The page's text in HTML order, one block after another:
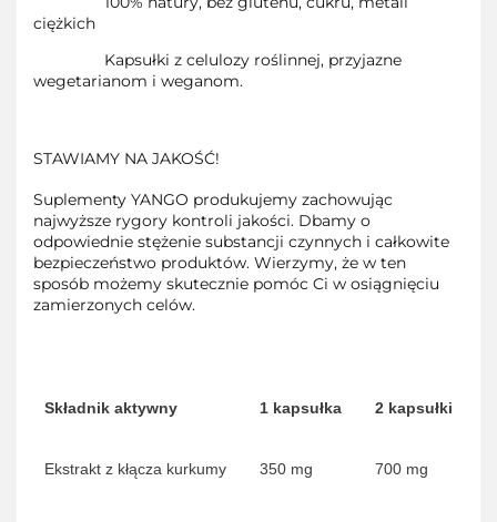
ciężkich
Kapsułki z celulozy roślinnej, przyjazne
wegetarianom i weganom.
STAWIAMY NA JAKOŚĆ!
Suplementy YANGO produkujemy zachowując
najwyższe rygory kontroli jakości. Dbamy o
odpowiednie stężenie substancji czynnych i całkowite
bezpieczeństwo produktów. Wierzymy, że w ten
sposób możemy skutecznie pomóc Ci w osiągnięciu
zamierzonych celów.
Składnik aktywny 1 kapsułka 2 kapsułki
Ekstrakt z kłącza kurkumy 350 mg 700 mg